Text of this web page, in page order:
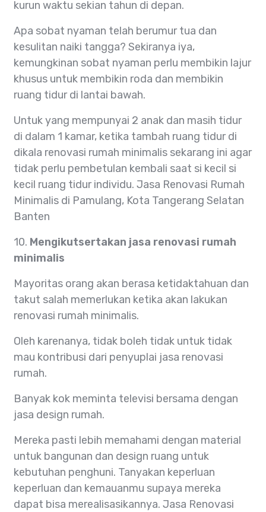
kurun waktu sekian tahun di depan.
Apa sobat nyaman telah berumur tua dan
kesulitan naiki tangga? Sekiranya iya,
kemungkinan sobat nyaman perlu membikin lajur
khusus untuk membikin roda dan membikin
ruang tidur di lantai bawah.
Untuk yang mempunyai 2 anak dan masih tidur
di dalam 1 kamar, ketika tambah ruang tidur di
dikala renovasi rumah minimalis sekarang ini agar
tidak perlu pembetulan kembali saat si kecil si
kecil ruang tidur individu. Jasa Renovasi Rumah
Minimalis di Pamulang, Kota Tangerang Selatan
Banten
10. Mengikutsertakan jasa renovasi rumah
minimalis
Mayoritas orang akan berasa ketidaktahuan dan
takut salah memerlukan ketika akan lakukan
renovasi rumah minimalis.
Oleh karenanya, tidak boleh tidak untuk tidak
mau kontribusi dari penyuplai jasa renovasi
rumah.
Banyak kok meminta televisi bersama dengan
jasa design rumah.
Mereka pasti lebih memahami dengan material
untuk bangunan dan design ruang untuk
kebutuhan penghuni. Tanyakan keperluan
keperluan dan kemauanmu supaya mereka
dapat bisa merealisasikannya. Jasa Renovasi